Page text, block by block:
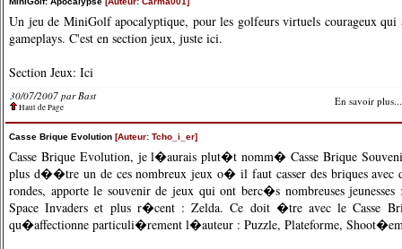
Un jeu de MiniGolf apocalyptique, pour les golfeurs virtuels courageux qui
gameplays. C'est en section jeux, juste ici.
Section Jeux: Ici
30/07/2007 parBast
Haut de Page En savoir plus...
Casse Brique Evolution [Auteur: Tcho_i_er]
Casse Brique Evolution, je l�aurais plut�t nomm� Casse Brique
plus d��tre un de ces nombreux jeux o� il faut casser des briques avec
rondes, apporte le souvenir de jeux qui ont berc�s nombreuses
Space Invaders et plus r�cent : Zelda. Ce doit �tre avec le Casse
qu�affectionne particuli�rement l�auteur : Puzzle, Plateforme,